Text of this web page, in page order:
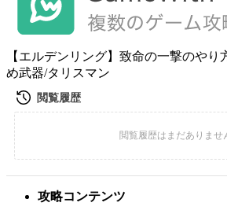
【エルデンリング】致命の一撃のやり
め武器/タリスマン
攻略コンテンツ